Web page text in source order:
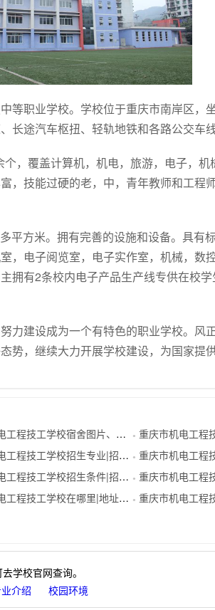
等职业学校。学校位于重庆市南岸区，
长途汽车枢扭、轻轨地铁和各路公交车
，覆盖计算机，机电，旅游，电子，
，技能过硬的老，中，青年教师和工程
平方米。拥有完善的设施和设备。具有
，电子阅览室，电子实作室，机械，数
拥有2条校内电子产品生产线专供在校
力建设成为一个有特色的职业学校。风
势，继续大力开展学校建设，为国家提
工学校宿舍图片、寝室照片、校园环境 ● 重庆市机电工程
程技工学校招生专业|招生代码 ● 重庆市机电工程技
程技工学校招生条件|招生要求 ● 重庆市机电工程
程技工学校在哪里|地址在哪里 ● 重庆市机电工程
学校官网查询。
介绍 校园环境